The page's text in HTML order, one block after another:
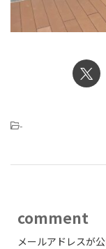
-
comment
メールアドレスが